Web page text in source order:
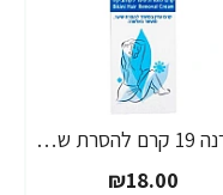
אורנה 19 קרם להסרת שיער לקו הביקיני 90 מ"ל
₪18.00